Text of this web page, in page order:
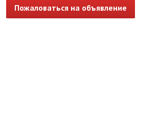
Пожаловаться на объявление